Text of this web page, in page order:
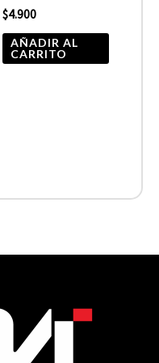
$4.900
AÑADIR AL
CARRITO